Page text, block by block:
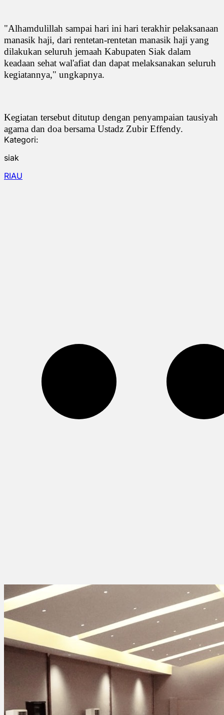
"Alhamdulillah sampai hari ini hari terakhir pelaksanaan
manasik haji, dari rentetan-rentetan manasik haji yang
dilakukan seluruh jemaah Kabupaten Siak dalam
keadaan sehat wal'afiat dan dapat melaksanakan seluruh
kegiatannya," ungkapnya.
Kegiatan tersebut ditutup dengan penyampaian tausiyah
agama dan doa bersama Ustadz Zubir Effendy.
Kategori:
siak
RIAU